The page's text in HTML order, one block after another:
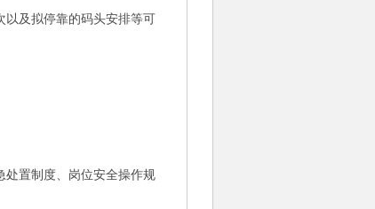
及拟停靠的码头安排等可
置制度、岗位安全操作规